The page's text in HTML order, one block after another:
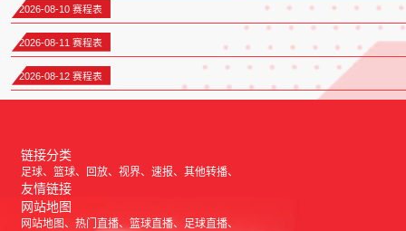
2026-08-10 赛程表
2026-08-11 赛程表
2026-08-12 赛程表
链接分类
足球 篮球 回放 视界 速报 其他转播
友情链接
网站地图
网站地图 热门直播 篮球直播 足球直播